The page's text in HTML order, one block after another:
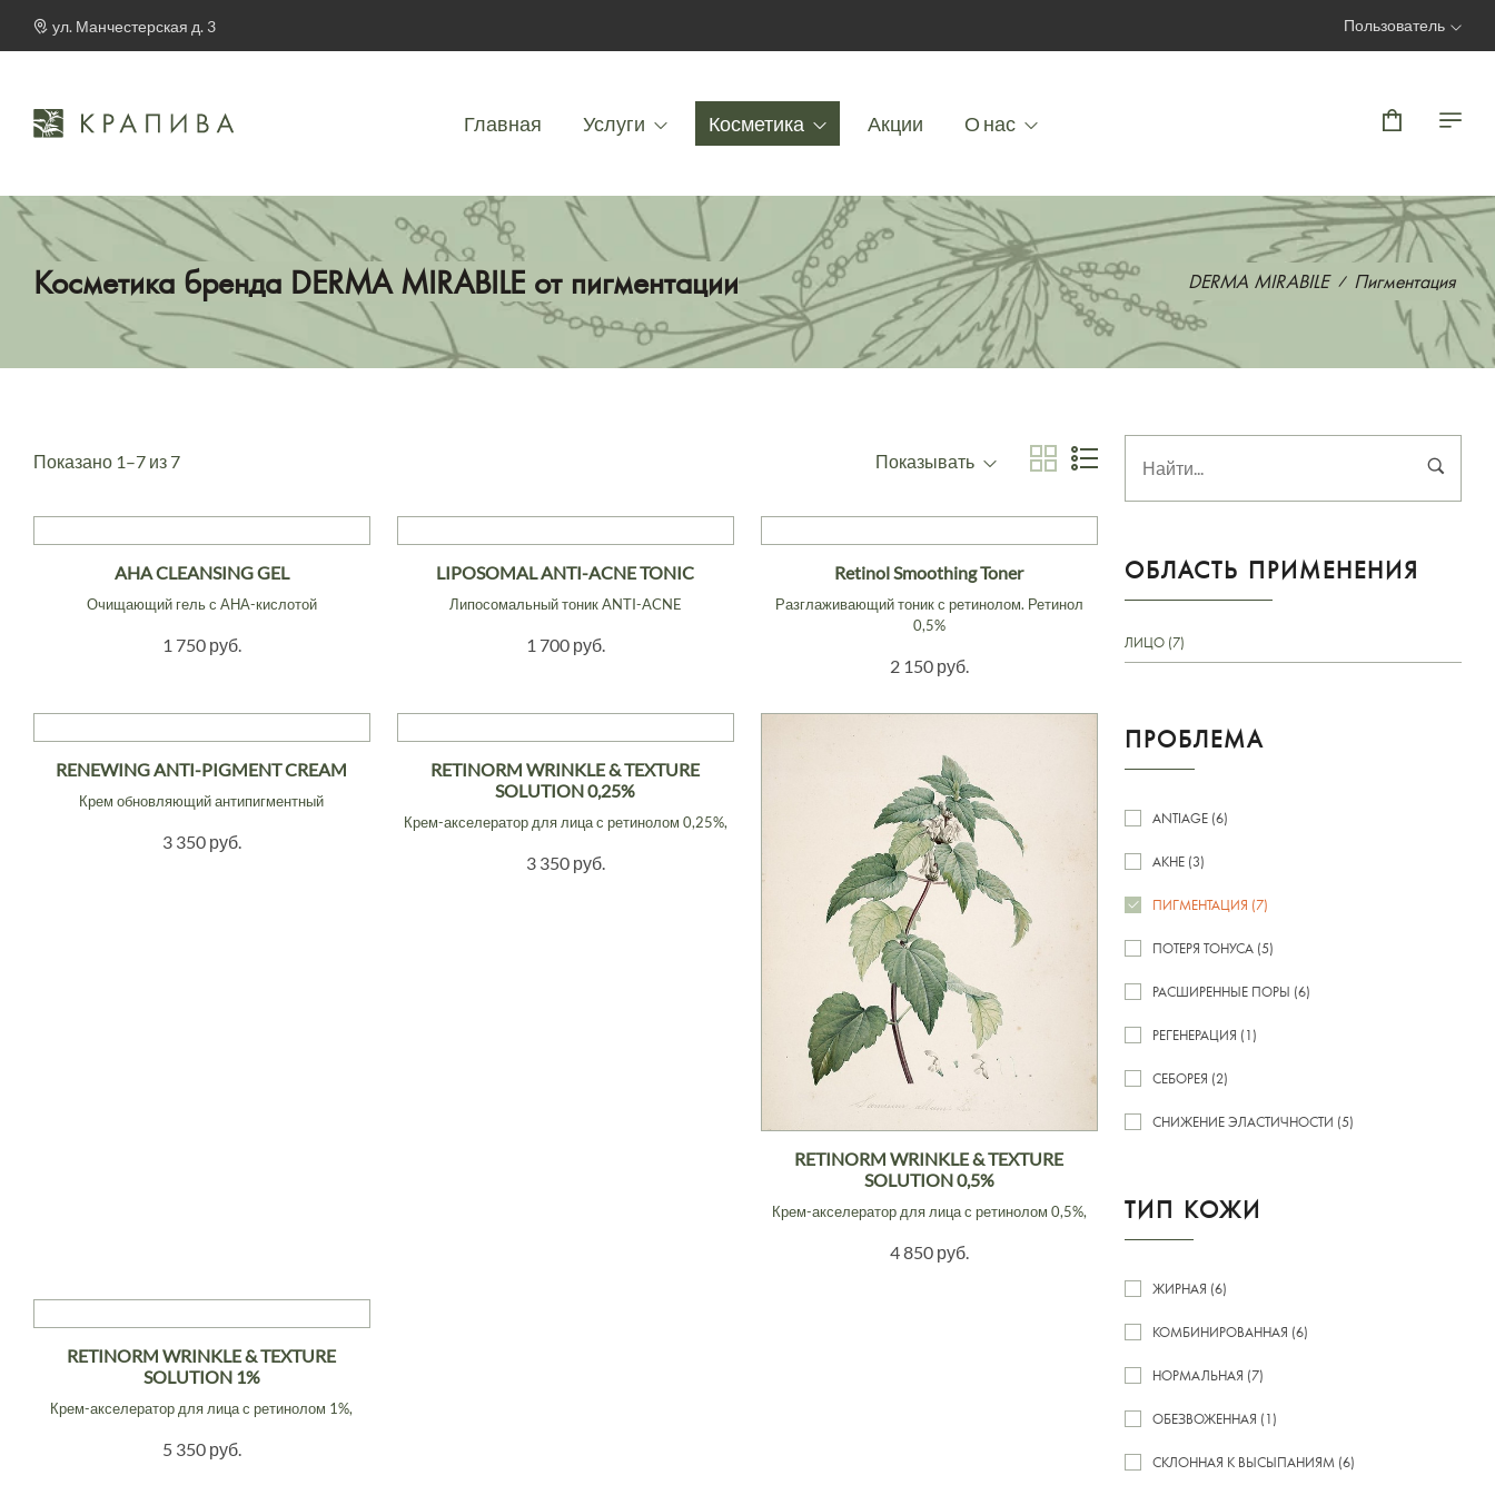
ул. Манчестерская д. 3 Пользователь
Главная Услуги Косметика Акции О нас
Косметика бренда DERMA MIRABILE от пигментации DERMA MIRABILE Пигментация
Показано 1–7 из 7 Показывать
AHA CLEANSING GEL
Очищающий гель с АНА-кислотой
1 750 руб.
LIPOSOMAL ANTI-ACNE TONIC
Липосомальный тоник ANTI-ACNE
1 700 руб.
Retinol Smoothing Toner
Разглаживающий тоник с ретинолом. Ретинол
0,5%
2 150 руб.
RENEWING ANTI-PIGMENT CREAM
Крем обновляющий антипигментный
3 350 руб.
RETINORM WRINKLE & TEXTURE
SOLUTION 0,25%
Крем-акселератор для лица с ретинолом 0,25%,
3 350 руб.
RETINORM WRINKLE & TEXTURE
SOLUTION 0,5%
Крем-акселератор для лица с ретинолом 0,5%,
4 850 руб.
RETINORM WRINKLE & TEXTURE
SOLUTION 1%
Крем-акселератор для лица с ретинолом 1%,
5 350 руб.
ОБЛАСТЬ ПРИМЕНЕНИЯ
ЛИЦО (7)
ПРОБЛЕМА
ANTIAGE (6)
АКНЕ (3)
ПИГМЕНТАЦИЯ (7)
ПОТЕРЯ ТОНУСА (5)
РАСШИРЕННЫЕ ПОРЫ (6)
РЕГЕНЕРАЦИЯ (1)
СЕБОРЕЯ (2)
СНИЖЕНИЕ ЭЛАСТИЧНОСТИ (5)
ТИП КОЖИ
ЖИРНАЯ (6)
КОМБИНИРОВАННАЯ (6)
НОРМАЛЬНАЯ (7)
ОБЕЗВОЖЕННАЯ (1)
СКЛОННАЯ К ВЫСЫПАНИЯМ (6)